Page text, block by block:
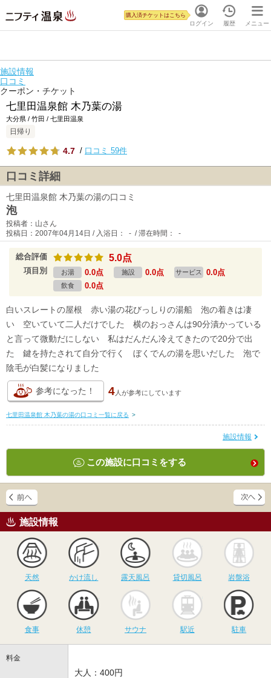
ログイン
購入済チケットはこちら
履歴 メニュー
施設情報
口コミ
クーポン・チケット
七里田温泉館 木乃葉の湯
大分県 / 竹田 / 七里田温泉
日帰り
4.7 / 口コミ 59件
口コミ詳細
七里田温泉館 木乃葉の湯の口コミ
泡
投稿者：山さん
投稿日：2007年04月14日 / 入浴日： - / 滞在時間： -
総合評価 5.0点
項目別 お湯 0.0点 施設 0.0点 サービス 0.0点
飲食 0.0点
白いスレートの屋根 赤い湯の花びっしりの湯船 泡の着きは凄
い 空いていて二人だけでした 横のおっさんは90分漬かっている
と言って微動だにしない 私はだんだん冷えてきたので20分で出
た 鍵を持たされて自分で行く ぼくでんの湯を思いだした 泡で
陰毛が白髪になりました
参考になった！ 4人が参考にしています
七里田温泉館 木乃葉の湯の口コミ一覧に戻る >
施設情報
この施設に口コミをする
施設情報
天然
かけ流し
かけ流し
露天風呂
露天風呂
貸切風呂
貸切風呂 岩盤浴
食事 休憩
サウナ
サウナ 駅近 駐車
料金
大人：400円